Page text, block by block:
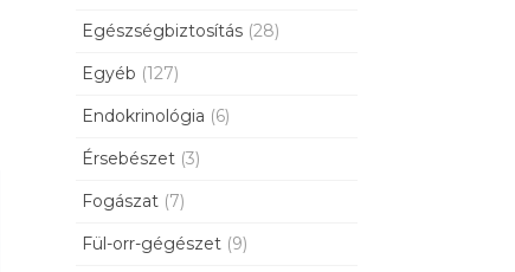
Egészségbiztosítás (28)
Egyéb (127)
Endokrinológia (6)
Érsebészet (3)
Fogászat (7)
Fül-orr-gégészet (9)